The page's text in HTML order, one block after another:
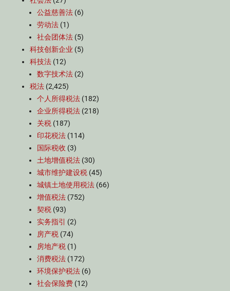
公益慈善法 (6)
劳动法 (1)
社会团体法 (5)
科技创新企业 (5)
科技法 (12)
数字技术法 (2)
税法 (2,425)
个人所得税法 (182)
企业所得税法 (218)
关税 (187)
印花税法 (114)
国际税收 (3)
土地增值税法 (30)
城市维护建设税 (45)
城镇土地使用税法 (66)
增值税法 (752)
契税 (93)
实务指引
(2)
房产税 (74)
房地产税 (1)
消费税法 (172)
环境保护税法 (6)
社会保险费 (12)